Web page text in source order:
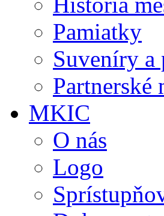
Pamiatky
Suveníry a
Partnerské
MKIC
O nás
Logo